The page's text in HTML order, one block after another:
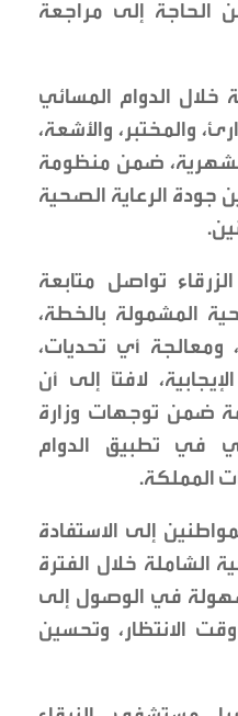
الحاجة إلى مراجعة
خلال الدوام المسائي
والمختبر، والأشعة،
ضمن منظومة
الرعاية الصحية
تواصل متابعة
المشمولة بالخطة،
ومعالجة أي تحديات،
لافتاً إلى أن
ضمن توجهات وزارة
في تطبيق الدوام
المملكة.
إلى الاستفادة
الشاملة خلال الفترة
سهولة في الوصول إلى
الانتظار، وتحسين